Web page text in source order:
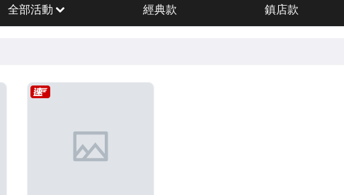
全部活動 經典款 鎮店款